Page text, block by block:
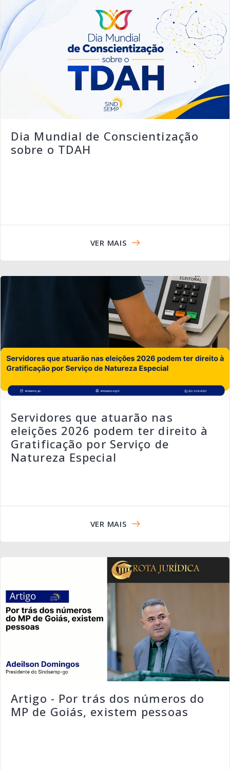
Dia Mundial de Conscientização
sobre o TDAH
VER MAIS
Servidores que atuarão nas
eleições 2026 podem ter direito à
Gratificação por Serviço de
Natureza Especial
VER MAIS
Artigo - Por trás dos números do
MP de Goiás, existem pessoas